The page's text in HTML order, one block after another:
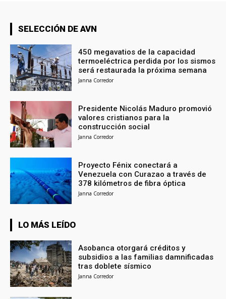
SELECCIÓN DE AVN
450 megavatios de la capacidad
termoeléctrica perdida por los sismos
será restaurada la próxima semana
Janna Corredor
Presidente Nicolás Maduro promovió
valores cristianos para la
construcción social
Janna Corredor
Proyecto Fénix conectará a
Venezuela con Curazao a través de
378 kilómetros de fibra óptica
Janna Corredor
LO MÁS LEÍDO
Asobanca otorgará créditos y
subsidios a las familias damnificadas
tras doblete sísmico
Janna Corredor